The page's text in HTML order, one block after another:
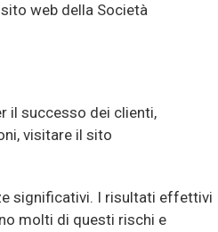
web della Società
il successo dei clienti,
visitare il sito
significativi. I risultati effettivi
molti di questi rischi e